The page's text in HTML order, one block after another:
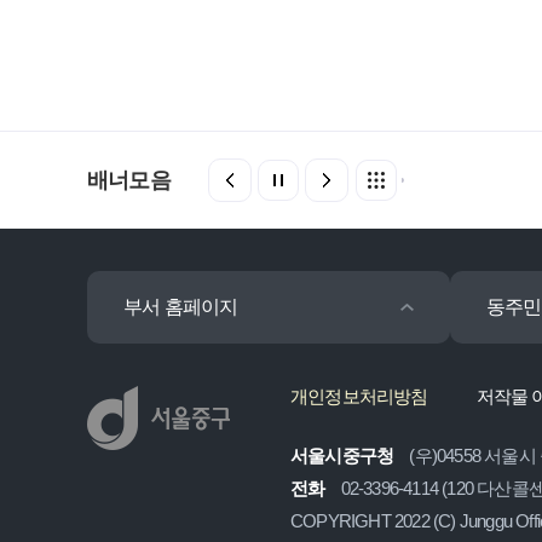
배너모음
부서 홈페이지 동주
개인정보처리방침 저작물
서울시중구청
(우)04558 서울
전화
02-3396-4114 (120 다산콜
COPYRIGHT 2022 (C) Junggu